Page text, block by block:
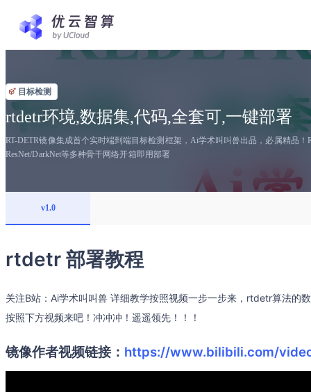
目标检测
rtdetr环境,数据集,代码,全套可,一键部署
RT-DETR镜像集成首个实时端到端目标检测框架，Ai学术叫叫兽出品，必属精品
ResNet/DarkNet等多种骨干网络开箱即用部署
v1.0
rtdetr 部署教程
关注B站：Ai学术叫叫兽 详细教学按照视频一步一步来，rtdetr算法的
按照下方视频来吧！冲冲冲！遥遥领先！！！
镜像作者视频链接： https://www.bilibili.com/